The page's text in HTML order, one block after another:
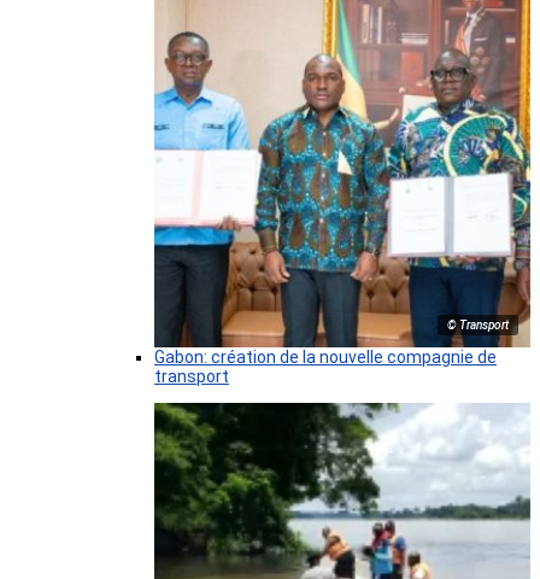
© Transport
Gabon: création de la nouvelle compagnie de
transport